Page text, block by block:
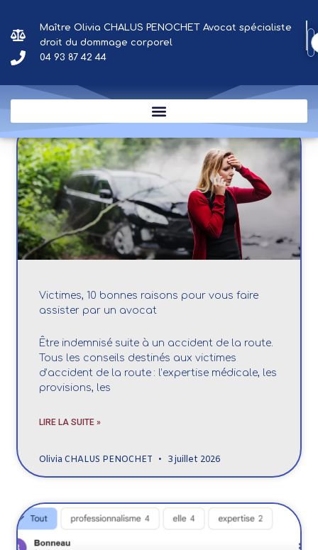
contenu
Maître Olivia CHALUS PENOCHET Avocat spécialiste
droit du dommage corporel
04 93 87 42 44
Résultat de vos recherches
par tags ou catégories
Victimes, 10 bonnes raisons pour vous faire
assister par un avocat
Être indemnisé suite à un accident de la route.
Tous les conseils destinés aux victimes
d’accident de la route : l’expertise médicale, les
provisions, les
LIRE LA SUITE »
Olivia CHALUS PENOCHET 3 juillet 2026